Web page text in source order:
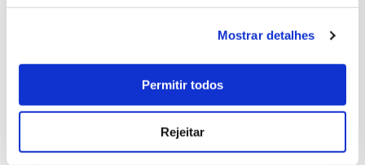
Mostrar detalhes
Permitir todos
Rejeitar